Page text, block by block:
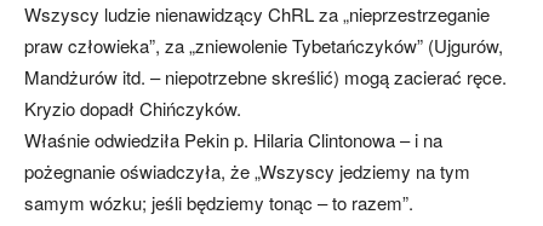
Wszyscy ludzie nienawidzący ChRL za „nieprzestrzeganie
praw człowieka”, za „zniewolenie Tybetańczyków” (Ujgurów,
Mandżurów itd. – niepotrzebne skreślić) mogą zacierać ręce.
Kryzio dopadł Chińczyków.
Właśnie odwiedziła Pekin p. Hilaria Clintonowa – i na
pożegnanie oświadczyła, że „Wszyscy jedziemy na tym
samym wózku; jeśli będziemy tonąc – to razem”.